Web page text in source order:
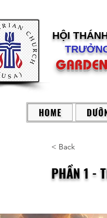
HỘI
HOME
< Back
PHẦN 1 -